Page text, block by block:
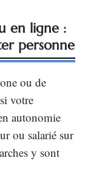
en ligne :
personne
ou de
votre
autonomie
ou salarié sur
y sont